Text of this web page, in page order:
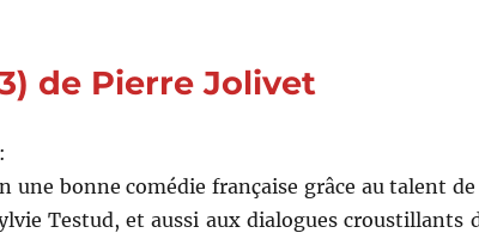
de Pierre Jolivet
:
une bonne comédie française grâce au talent
Testud, et aussi aux dialogues croustillants